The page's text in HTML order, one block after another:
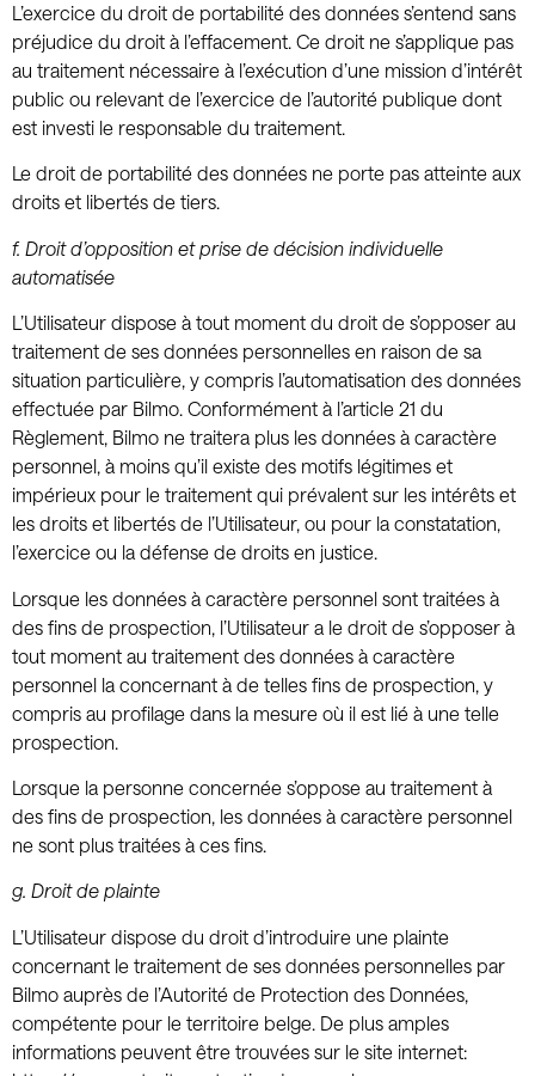
L’exercice du droit de portabilité des données s’entend sans
préjudice du droit à l’effacement. Ce droit ne s’applique pas
au traitement nécessaire à l’exécution d’une mission d’intérêt
public ou relevant de l’exercice de l’autorité publique dont
est investi le responsable du traitement.
Le droit de portabilité des données ne porte pas atteinte aux
droits et libertés de tiers.
f. Droit d’opposition et prise de décision individuelle
automatisée
L’Utilisateur dispose à tout moment du droit de s’opposer au
traitement de ses données personnelles en raison de sa
situation particulière, y compris l’automatisation des données
effectuée par Bilmo. Conformément à l’article 21 du
Règlement, Bilmo ne traitera plus les données à caractère
personnel, à moins qu’il existe des motifs légitimes et
impérieux pour le traitement qui prévalent sur les intérêts et
les droits et libertés de l’Utilisateur, ou pour la constatation,
l’exercice ou la défense de droits en justice.
Lorsque les données à caractère personnel sont traitées à
des fins de prospection, l’Utilisateur a le droit de s’opposer à
tout moment au traitement des données à caractère
personnel la concernant à de telles fins de prospection, y
compris au profilage dans la mesure où il est lié à une telle
prospection.
Lorsque la personne concernée s’oppose au traitement à
des fins de prospection, les données à caractère personnel
ne sont plus traitées à ces fins.
g. Droit de plainte
L’Utilisateur dispose du droit d’introduire une plainte
concernant le traitement de ses données personnelles par
Bilmo auprès de l’Autorité de Protection des Données,
compétente pour le territoire belge. De plus amples
informations peuvent être trouvées sur le site internet: